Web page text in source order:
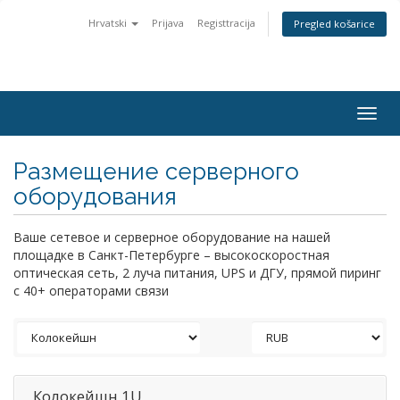
Hrvatski Prijava Registtracija Pregled košarice
Размещение серверного
оборудования
Ваше сетевое и серверное оборудование на нашей
площадке в Санкт-Петербурге – высокоскоростная
оптическая сеть, 2 луча питания, UPS и ДГУ, прямой пиринг
с 40+ операторами связи